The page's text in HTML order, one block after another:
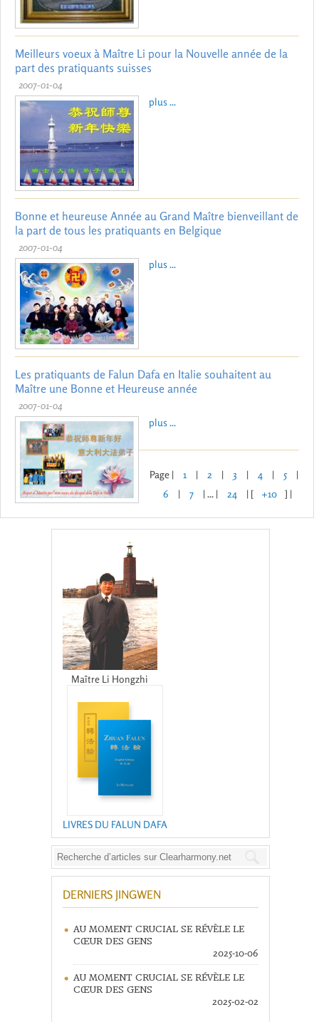
Meilleurs voeux à Maître Li pour la Nouvelle année de la
part des pratiquants suisses
2007-01-04
plus ...
Bonne et heureuse Année au Grand Maître bienveillant de
la part de tous les pratiquants en Belgique
2007-01-04
plus ...
Les pratiquants de Falun Dafa en Italie souhaitent au
Maître une Bonne et Heureuse année
2007-01-04
plus ...
Page | 1 | 2 | 3 | 4 | 5
|
6
| 7 | ... | 24 | [ +10 ] |
Maître Li Hongzhi
LIVRES DU FALUN DAFA
DERNIERS JINGWEN
AU MOMENT CRUCIAL SE RÉVÈLE LE
CŒUR DES GENS
2025-10-06
AU MOMENT CRUCIAL SE RÉVÈLE LE
CŒUR DES GENS
2025-02-02